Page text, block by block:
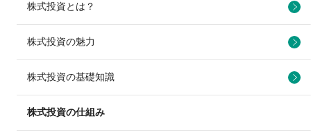
株式投資とは？
株式投資の魅力
株式投資の基礎知識
株式投資の仕組み